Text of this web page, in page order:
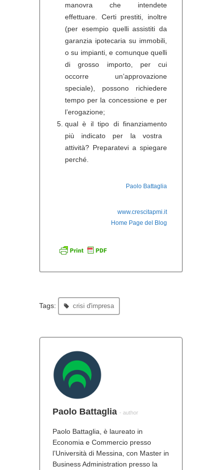
manovra che intendete
effettuare. Certi prestiti, inoltre
(per esempio quelli assistiti da
garanzia ipotecaria su immobili,
o su impianti, e comunque quelli
di grosso importo, per cui
occorre un’approvazione
speciale), possono richiedere
tempo per la concessione e per
l’erogazione;
qual è il tipo di finanziamento
più indicato per la vostra
attività? Preparatevi a spiegare
perché.
Paolo Battaglia
www.crescitapmi.it
Home Page del Blog
Tags: crisi d'impresa
Paolo Battaglia - author
Paolo Battaglia, è laureato in
Economia e Commercio presso
l’Università di Messina, con Master in
Business Administration presso la